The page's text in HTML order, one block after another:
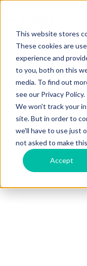
This website stores
These cookies are
experience and
to you, both on this
media. To find out
see our Privacy Policy.
We won't track your
site. But in order to
we'll have to use just
not asked to make
Accept